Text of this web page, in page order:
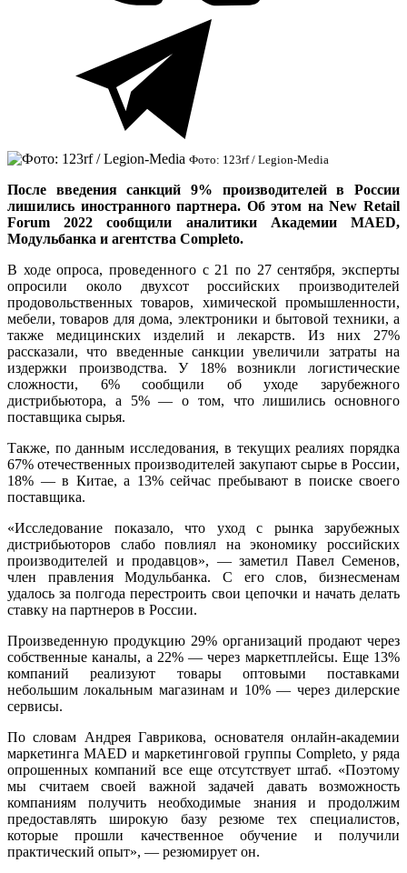
Фото: 123rf / Legion-Media
После введения санкций 9% производителей в России
лишились иностранного партнера. Об этом на New Retail
Forum 2022 сообщили аналитики Академии MAED,
Модульбанка и агентства Completo.
В ходе опроса, проведенного с 21 по 27 сентября, эксперты
опросили около двухсот российских производителей
продовольственных товаров, химической промышленности,
мебели, товаров для дома, электроники и бытовой техники, а
также медицинских изделий и лекарств. Из них 27%
рассказали, что введенные санкции увеличили затраты на
издержки производства. У 18% возникли логистические
сложности, 6% сообщили об уходе зарубежного
дистрибьютора, а 5% — о том, что лишились основного
поставщика сырья.
Также, по данным исследования, в текущих реалиях порядка
67% отечественных производителей закупают сырье в России,
18% — в Китае, а 13% сейчас пребывают в поиске своего
поставщика.
«Исследование показало, что уход с рынка зарубежных
дистрибьюторов слабо повлиял на экономику российских
производителей и продавцов», — заметил Павел Семенов,
член правления Модульбанка. С его слов, бизнесменам
удалось за полгода перестроить свои цепочки и начать делать
ставку на партнеров в России.
Произведенную продукцию 29% организаций продают через
собственные каналы, а 22% — через маркетплейсы. Еще 13%
компаний реализуют товары оптовыми поставками
небольшим локальным магазинам и 10% — через дилерские
сервисы.
По словам Андрея Гаврикова, основателя онлайн-академии
маркетинга MAED и маркетинговой группы Completo, у ряда
опрошенных компаний все еще отсутствует штаб. «Поэтому
мы считаем своей важной задачей давать возможность
компаниям получить необходимые знания и продолжим
предоставлять широкую базу резюме тех специалистов,
которые прошли качественное обучение и получили
практический опыт», — резюмирует он.